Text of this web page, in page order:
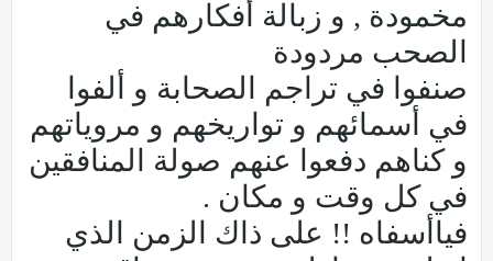
مخمودة , و زبالة أفكارهم في
الصحب مردودة
صنفوا في تراجم الصحابة و ألفوا
في أسمائهم و تواريخهم و مروياتهم
و كناهم دفعوا عنهم صولة المنافقين
في كل وقت و مكان .
فياأسفاه !! على ذاك الزمن الذي